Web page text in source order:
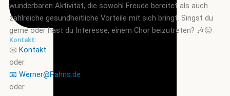
wunderbaren Aktivität, die sowohl Freude bereitet als auch
zahlreiche gesundheitliche Vorteile mit sich bringt. Singst du
gerne oder hast du Interesse, einem Chor beizutreten? 🎶😊
Kontakt:
📧 Kontakt
oder
📧 Werner@Pahns.de
oder